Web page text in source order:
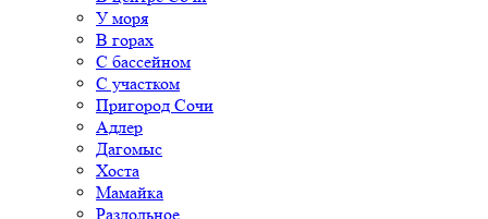
У моря
В горах
С бассейном
С участком
Пригород Сочи
Адлер
Дагомыс
Хоста
Мамайка
Раздольное